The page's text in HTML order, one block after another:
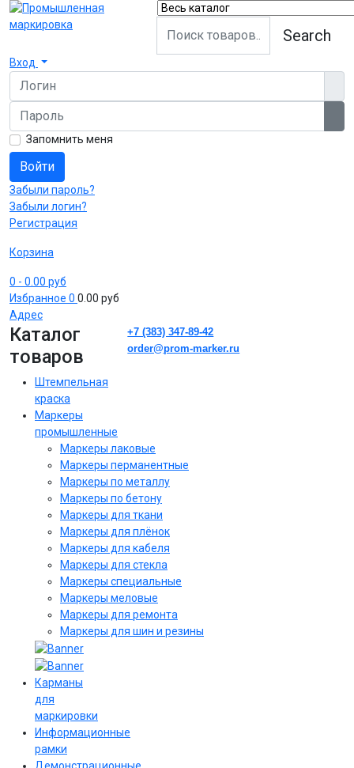
Search
Вход
Логин
Пароль
Запомнить меня
Войти
Забыли пароль?
Забыли логин?
Регистрация
Корзина
0 - 0.00 руб
Избранное 0 0.00 руб
Адрес
Каталог
товаров
Штемпельная
краска
Маркеры
промышленные
Маркеры лаковые
Маркеры перманентные
Маркеры по металлу
Маркеры по бетону
Маркеры для ткани
Маркеры для плёнок
Маркеры для кабеля
Маркеры для стекла
Маркеры специальные
Маркеры меловые
Маркеры для ремонта
Маркеры для шин и резины
Карманы
для
маркировки
Информационные
рамки
Демонстрационные
+7 (383) 347-89-42
order@prom-marker.ru